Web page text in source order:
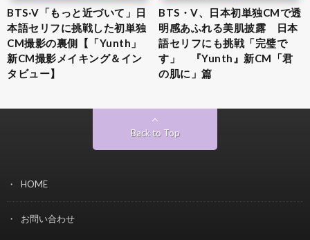
BTS‧V「もっと近づいて」日
本語セリフに挑戦した初単独
CM撮影の裏側【「Yunth」
新CM撮影メイキング＆イン
タビュー】
BTS・V、日本初単独CMで透
明感あふれる美肌披露 日本
語セリフにも挑戦「完璧で
す」 『Yunth』新CM「君
の肌に」篇
Back to Top
HOME
お問い合わせ